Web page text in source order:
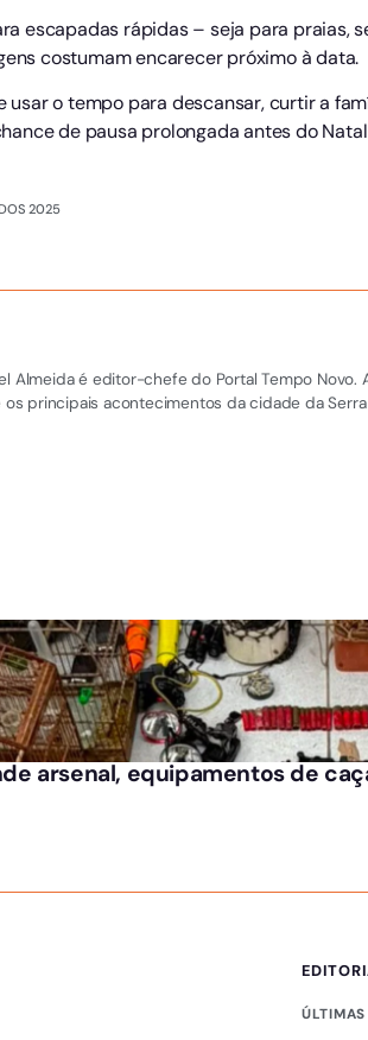
escapadas rápidas – seja para praias,
costumam encarecer próximo à data.
o tempo para descansar, curtir a
de pausa prolongada antes do
2025
Almeida é editor-chefe do Portal Tempo
principais acontecimentos da cidade da
arsenal, equipamentos de